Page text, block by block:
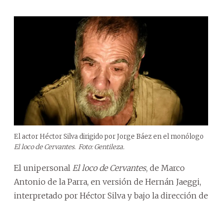
El actor Héctor Silva dirigido por Jorge Báez en el monólogo
El loco de Cervantes. Foto: Gentileza.
El unipersonal El loco de Cervantes, de Marco
Antonio de la Parra, en versión de Hernán Jaeggi,
interpretado por Héctor Silva y bajo la dirección de